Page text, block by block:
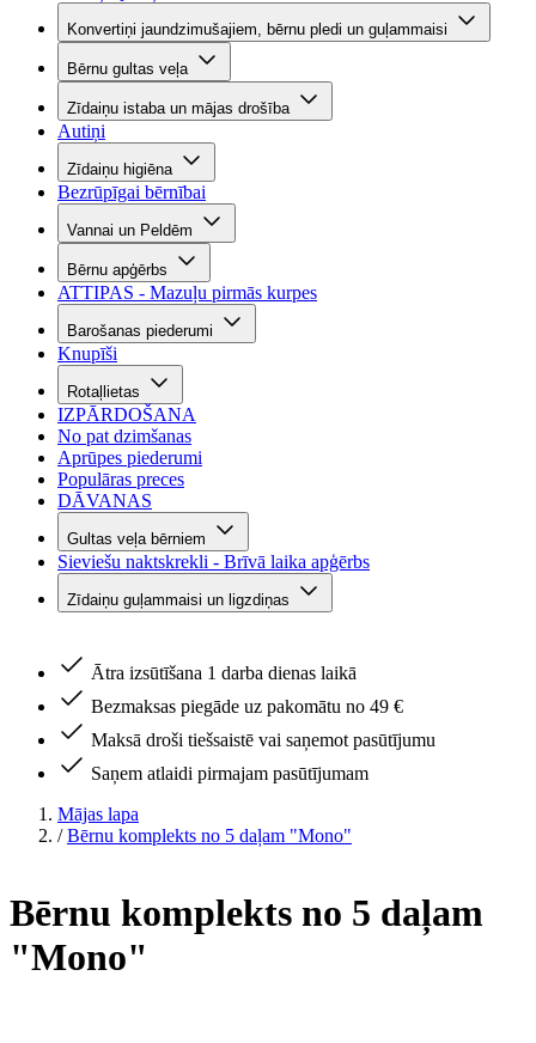
Konvertiņi jaundzimušajiem, bērnu pledi un guļammaisi
Bērnu gultas veļa
Zīdaiņu istaba un mājas drošība
Autiņi
Zīdaiņu higiēna
Bezrūpīgai bērnībai
Vannai un Peldēm
Bērnu apģērbs
ATTIPAS - Mazuļu pirmās kurpes
Barošanas piederumi
Knupīši
Rotaļlietas
IZPĀRDOŠANA
No pat dzimšanas
Aprūpes piederumi
Populāras preces
DĀVANAS
Gultas veļa bērniem
Sieviešu naktskrekli - Brīvā laika apģērbs
Zīdaiņu guļammaisi un ligzdiņas
Ātra izsūtīšana 1 darba dienas laikā
Bezmaksas piegāde uz pakomātu no 49 €
Maksā droši tiešsaistē vai saņemot pasūtījumu
Saņem atlaidi pirmajam pasūtījumam
Mājas lapa
/ Bērnu komplekts no 5 daļam "Mono"
Bērnu komplekts no 5 daļam
"Mono"